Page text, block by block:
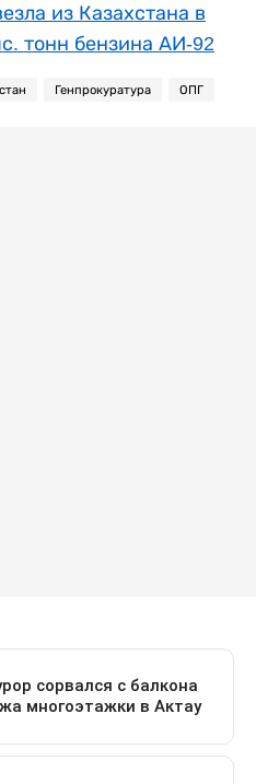
из Казахстана в
тонн бензина АИ-92
Генпрокуратура ОПГ